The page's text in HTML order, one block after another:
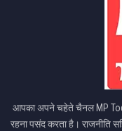
आपका अपने चहेते चैनल MP
रहना पसंद करता है। राजनीति